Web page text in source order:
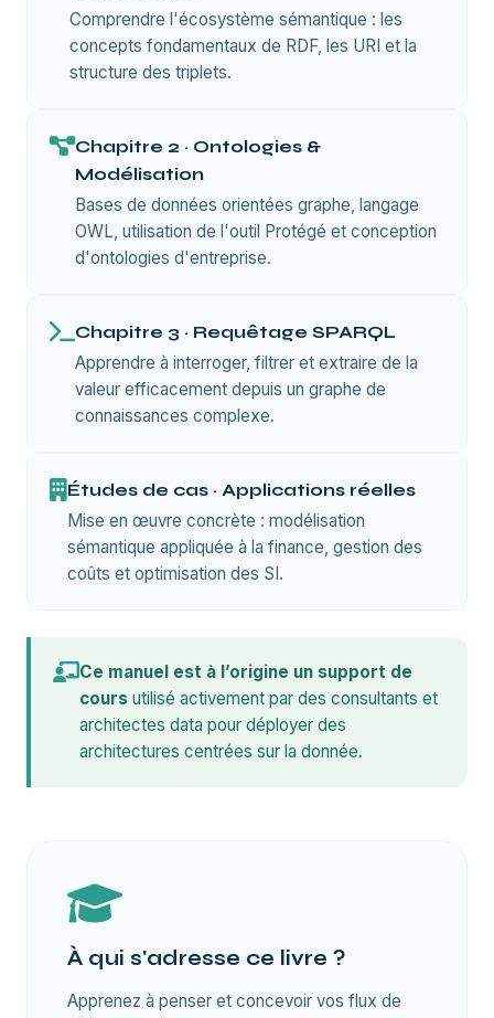
Comprendre l'écosystème sémantique : les
concepts fondamentaux de RDF, les URI et la
structure des triplets.
Chapitre 2 · Ontologies &
Modélisation
Bases de données orientées graphe, langage
OWL, utilisation de l'outil Protégé et conception
d'ontologies d'entreprise.
Chapitre 3 · Requêtage SPARQL
Apprendre à interroger, filtrer et extraire de la
valeur efficacement depuis un graphe de
connaissances complexe.
Études de cas · Applications réelles
Mise en œuvre concrète : modélisation
sémantique appliquée à la finance, gestion des
coûts et optimisation des SI.
Ce manuel est à l’origine un support de
cours utilisé activement par des consultants et
architectes data pour déployer des
architectures centrées sur la donnée.
À qui s'adresse ce livre ?
Apprenez à penser et concevoir vos flux de